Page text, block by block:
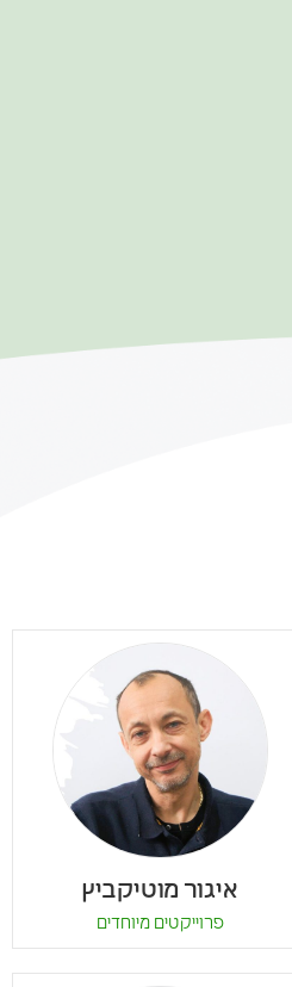
איגור מוטיקביץ
פרוייקטים מיוחדים